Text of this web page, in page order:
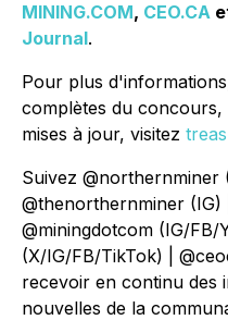
MINING.COM, CEO.CA
Journal.
Pour plus
complètes du
mises à jour, visitez
Suivez @northernminer
@thenorthernminer (IG)
@miningdotcom (IG/FB/
(X/IG/FB/TikTok) |
recevoir en continu des
nouvelles de la